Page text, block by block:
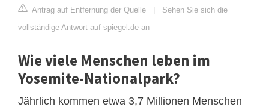
Antrag auf Entfernung der Quelle | Sehen Sie sich die
vollständige Antwort auf spiegel.de an
Wie viele Menschen leben im
Yosemite-Nationalpark?
Jährlich kommen etwa 3,7 Millionen Menschen